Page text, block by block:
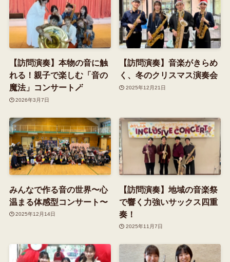
【訪問演奏】本物の音に触
れる！親子で楽しむ「音の
魔法」コンサート🪄
2026年3月7日
【訪問演奏】音楽がきらめ
く、冬のクリスマス演奏会
2025年12月21日
みんなで作る音の世界〜心
温まる体感型コンサート〜
2025年12月14日
【訪問演奏】地域の音楽祭
で響く力強いサックス四重
奏！
2025年11月7日